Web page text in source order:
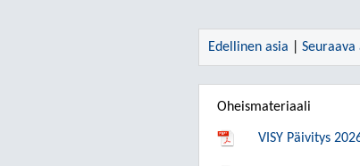
Edellinen asia Seuraava
Oheismateriaali
VISY Päivitys